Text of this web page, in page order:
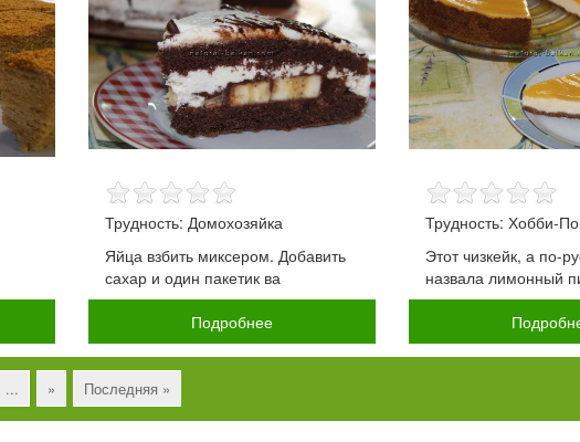
Трудность: Домохозяйка
Яйца взбить миксером. Добавить
сахар и один пакетик ва
Подробнее
Трудность: Хобби-
Этот чизкейк, а по-
назвала лимонный
... » Последняя »